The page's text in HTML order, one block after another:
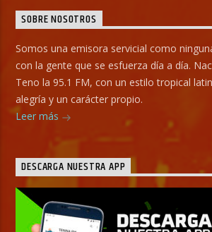
SOBRE NOSOTROS
Somos una emisora servicial como
con la gente que se esfuerza día a día.
Teno la 95.1 FM, con un estilo tropical
alegría y un carácter propio.
Leer más
DESCARGA NUESTRA APP